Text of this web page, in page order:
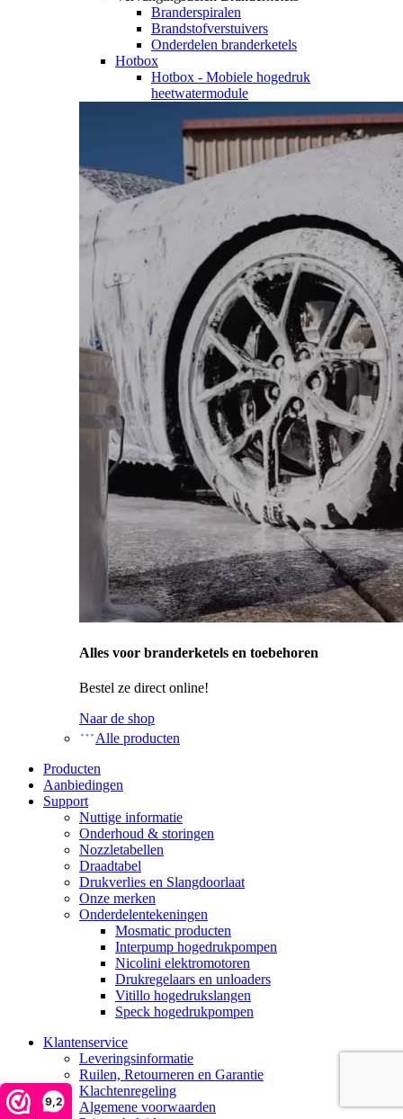
9,2
Branderspiralen
Brandstofverstuivers
Onderdelen branderketels
Hotbox
Hotbox - Mobiele hogedruk
heetwatermodule
Alles voor branderketels en toebehoren
Bestel ze direct online!
Naar de shop
Alle producten
Producten
Aanbiedingen
Support
Nuttige informatie
Onderhoud & storingen
Nozzletabellen
Draadtabel
Drukverlies en Slangdoorlaat
Onze merken
Onderdelentekeningen
Mosmatic producten
Interpump hogedrukpompen
Nicolini elektromotoren
Drukregelaars en unloaders
Vitillo hogedrukslangen
Speck hogedrukpompen
Klantenservice
Leveringsinformatie
Ruilen, Retourneren en Garantie
Klachtenregeling
Algemene voorwaarden